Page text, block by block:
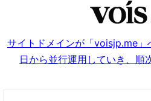
サイトドメインが「voisjp.me」
日から並行運用していき、順